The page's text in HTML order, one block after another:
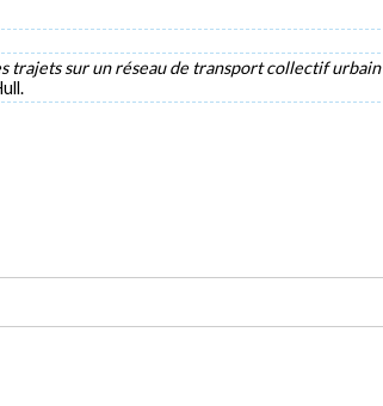
trajets sur un réseau de transport collectif urbain